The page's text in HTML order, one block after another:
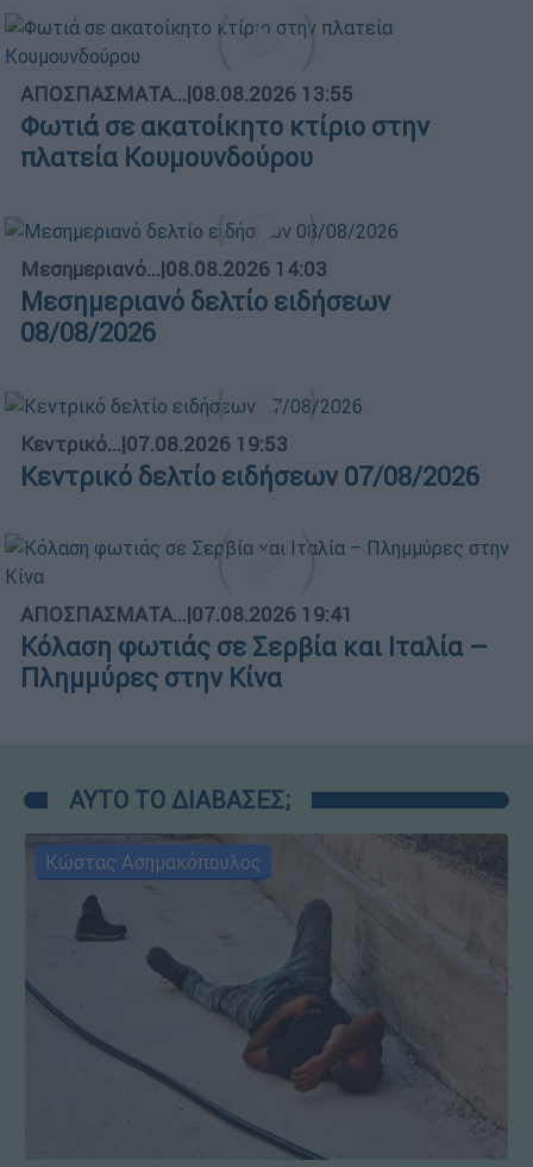
ΑΠΟΣΠΑΣΜΑΤΑ...|08.08.2026 13:55
Φωτιά σε ακατοίκητο κτίριο στην
πλατεία Κουμουνδούρου
Μεσημεριανό...|08.08.2026 14:03
Μεσημεριανό δελτίο ειδήσεων
08/08/2026
Κεντρικό...|07.08.2026 19:53
Κεντρικό δελτίο ειδήσεων 07/08/2026
ΑΠΟΣΠΑΣΜΑΤΑ...|07.08.2026 19:41
Κόλαση φωτιάς σε Σερβία και Ιταλία –
Πλημμύρες στην Κίνα
ΑΥΤΟ ΤΟ ΔΙΑΒΑΣΕΣ;
Κώστας Ασημακόπουλος